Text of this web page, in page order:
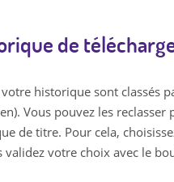
de
historique sont classés
Vous pouvez les
de titre. Pour cela,
votre choix avec le